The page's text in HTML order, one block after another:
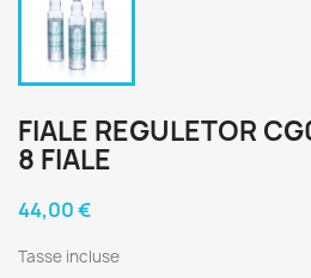
FIALE REGULETOR
8 FIALE
44,00 €
Tasse incluse